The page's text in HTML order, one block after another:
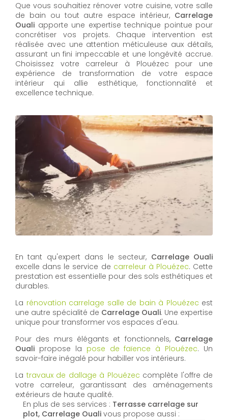
Que vous souhaitiez rénover votre cuisine, votre salle
de bain ou tout autre espace intérieur, Carrelage
Ouali apporte une expertise technique pointue pour
concrétiser vos projets. Chaque intervention est
réalisée avec une attention méticuleuse aux détails,
assurant un fini impeccable et une longévité accrue.
Choisissez votre carreleur à Plouézec pour une
expérience de transformation de votre espace
intérieur qui allie esthétique, fonctionnalité et
excellence technique.
En tant qu'expert dans le secteur, Carrelage Ouali
excelle dans le service de carreleur à Plouézec. Cette
prestation est essentielle pour des sols esthétiques et
durables.
La rénovation carrelage salle de bain à Plouézec est
une autre spécialité de Carrelage Ouali. Une expertise
unique pour transformer vos espaces d'eau.
Pour des murs élégants et fonctionnels, Carrelage
Ouali propose la pose de faïence à Plouézec. Un
savoir-faire inégalé pour habiller vos intérieurs.
La travaux de dallage à Plouézec complète l'offre de
votre carreleur, garantissant des aménagements
extérieurs de haute qualité.
En plus de ses services : Terrasse carrelage sur
plot, Carrelage Ouali vous propose aussi :